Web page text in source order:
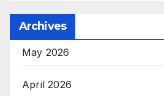
Archives
May 2026
April 2026